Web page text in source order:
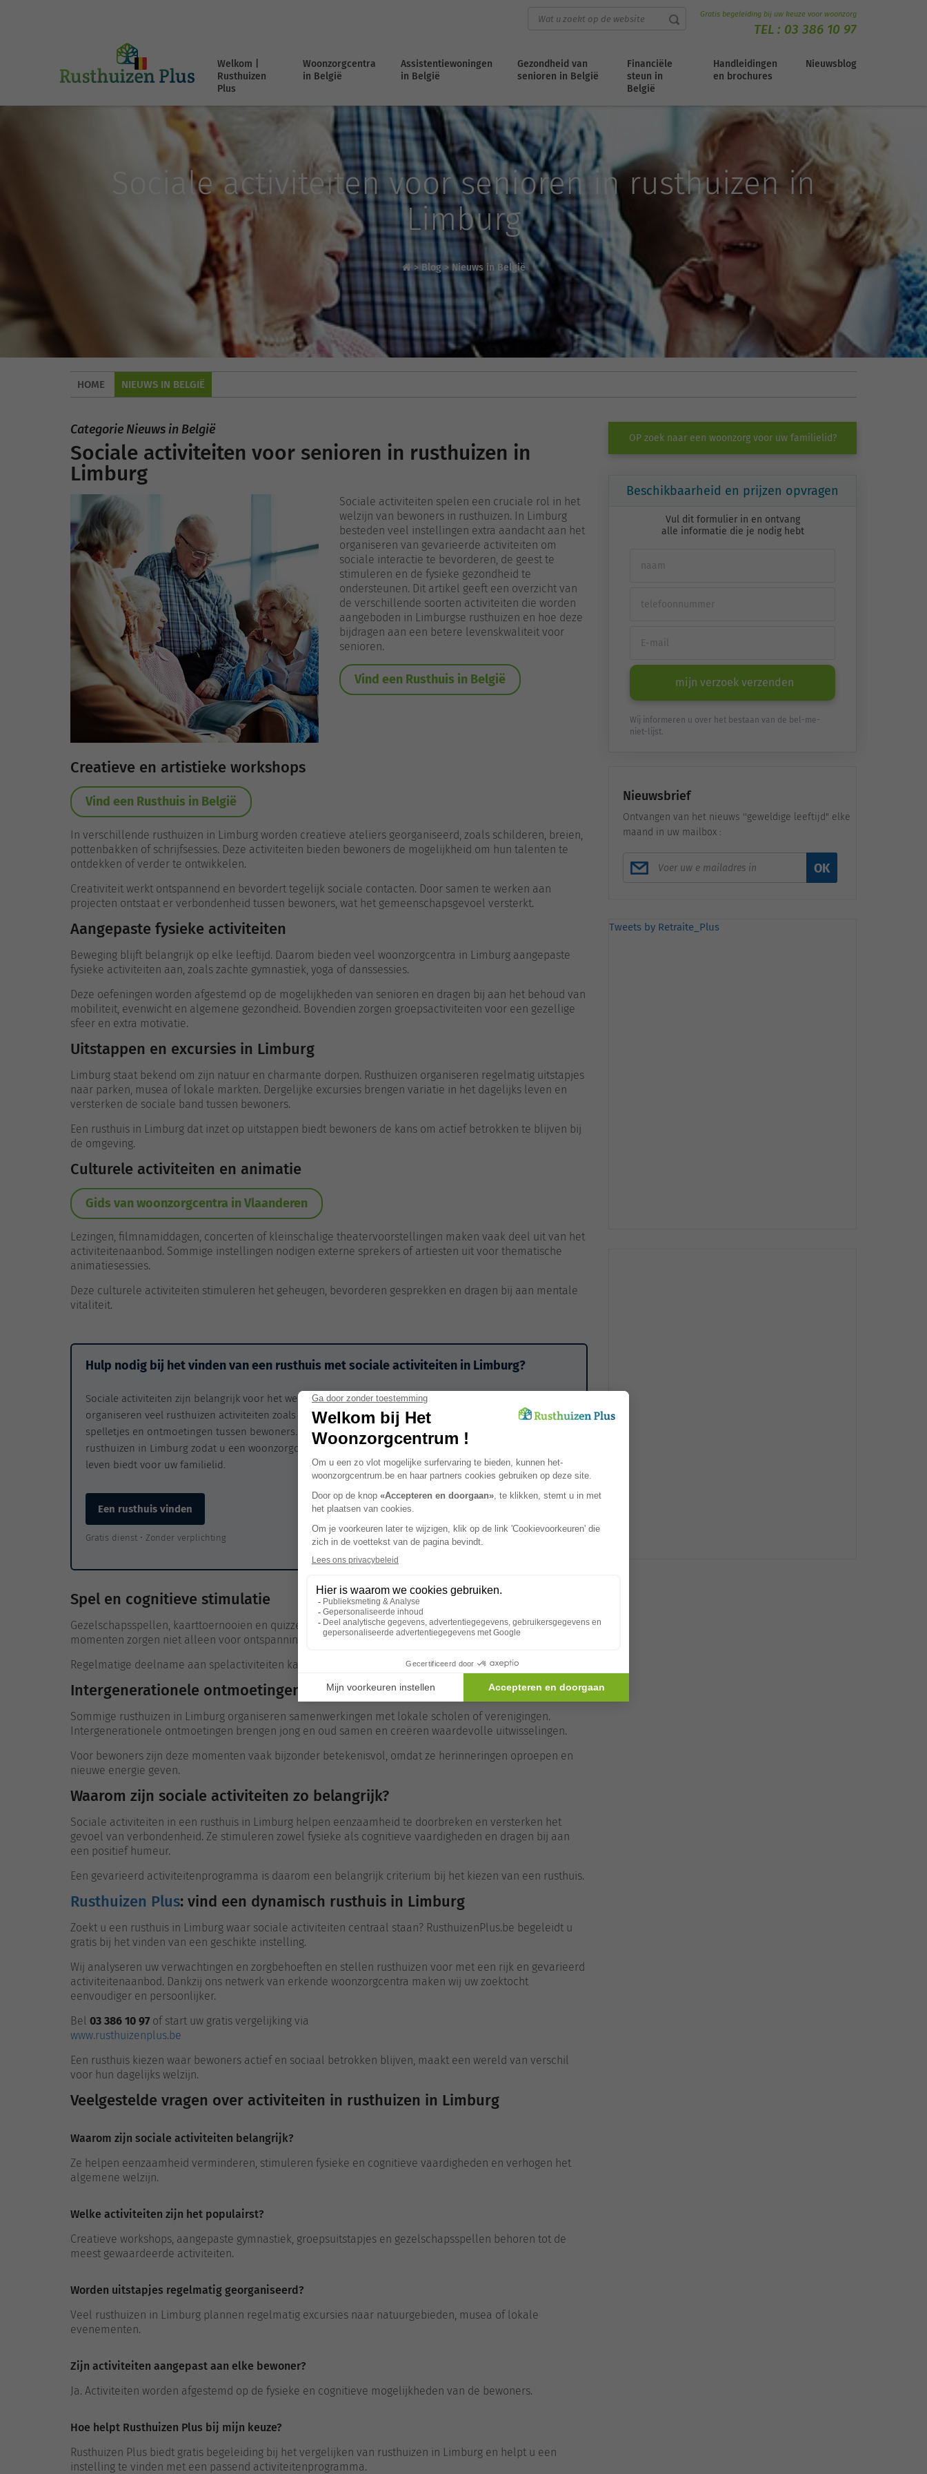
Gratis begeleiding bij uw keuze voor woonzorg
TEL : 03 386 10 97
Welkom |
Rusthuizen
Plus
Woonzorgcentra
in België
Assistentiewoningen
in België
Gezondheid van
senioren in België
Financiële
steun in
België
Handleidingen
en brochures
Nieuwsblog
Sociale activiteiten voor senioren in rusthuizen in
Limburg
> Blog> Nieuws in België
HOME NIEUWS IN BELGIË
Categorie Nieuws in België
Sociale activiteiten voor senioren in rusthuizen in
Limburg
Sociale activiteiten spelen een cruciale rol in het
welzijn van bewoners in rusthuizen. In Limburg
besteden veel instellingen extra aandacht aan het
organiseren van gevarieerde activiteiten om
sociale interactie te bevorderen, de geest te
stimuleren en de fysieke gezondheid te
ondersteunen. Dit artikel geeft een overzicht van
de verschillende soorten activiteiten die worden
aangeboden in Limburgse rusthuizen en hoe deze
bijdragen aan een betere levenskwaliteit voor
senioren.
Vind een Rusthuis in België
Creatieve en artistieke workshops
Vind een Rusthuis in België
In verschillende rusthuizen in Limburg worden creatieve ateliers georganiseerd, zoals schilderen, breien,
pottenbakken of schrijfsessies. Deze activiteiten bieden bewoners de mogelijkheid om hun talenten te
ontdekken of verder te ontwikkelen.
Creativiteit werkt ontspannend en bevordert tegelijk sociale contacten. Door samen te werken aan
projecten ontstaat er verbondenheid tussen bewoners, wat het gemeenschapsgevoel versterkt.
Aangepaste fysieke activiteiten
Beweging blijft belangrijk op elke leeftijd. Daarom bieden veel woonzorgcentra in Limburg aangepaste
fysieke activiteiten aan, zoals zachte gymnastiek, yoga of danssessies.
Deze oefeningen worden afgestemd op de mogelijkheden van senioren en dragen bij aan het behoud van
mobiliteit, evenwicht en algemene gezondheid. Bovendien zorgen groepsactiviteiten voor een gezellige
sfeer en extra motivatie.
Uitstappen en excursies in Limburg
Limburg staat bekend om zijn natuur en charmante dorpen. Rusthuizen organiseren regelmatig uitstapjes
naar parken, musea of lokale markten. Dergelijke excursies brengen variatie in het dagelijks leven en
versterken de sociale band tussen bewoners.
Een rusthuis in Limburg dat inzet op uitstappen biedt bewoners de kans om actief betrokken te blijven bij
de omgeving.
Culturele activiteiten en animatie
Gids van woonzorgcentra in Vlaanderen
Lezingen, filmnamiddagen, concerten of kleinschalige theatervoorstellingen maken vaak deel uit van het
activiteitenaanbod. Sommige instellingen nodigen externe sprekers of artiesten uit voor thematische
animatiesessies.
Deze culturele activiteiten stimuleren het geheugen, bevorderen gesprekken en dragen bij aan mentale
vitaliteit.
Hulp nodig bij het vinden van een rusthuis met sociale activiteiten in Limburg?
Sociale activiteiten zijn belangrijk voor het welzijn van senioren in een woonzorgcentrum. In Limburg
organiseren veel rusthuizen activiteiten zoals creatieve workshops, zachte gymnastiek, uitstappen,
spelletjes en ontmoetingen tussen bewoners. Rusthuizen Plus helpt u gratis bij het vergelijken van
rusthuizen in Limburg zodat u een woonzorgcentrum kunt vinden dat een actief en aangenaam sociaal
leven biedt voor uw familielid.
Een rusthuis vinden
Gratis dienst • Zonder verplichting
Spel en cognitieve stimulatie
Gezelschapsspellen, kaarttoernooien en quizzen blijven bijzonder populair in rusthuizen. Deze speelse
momenten zorgen niet alleen voor ontspanning, maar ook voor cognitieve stimulatie.
Regelmatige deelname aan spelactiviteiten kan bijdragen aan het behoud van concentratie en geheugen.
Intergenerationele ontmoetingen
Sommige rusthuizen in Limburg organiseren samenwerkingen met lokale scholen of verenigingen.
Intergenerationele ontmoetingen brengen jong en oud samen en creëren waardevolle uitwisselingen.
Voor bewoners zijn deze momenten vaak bijzonder betekenisvol, omdat ze herinneringen oproepen en
nieuwe energie geven.
Waarom zijn sociale activiteiten zo belangrijk?
Sociale activiteiten in een rusthuis in Limburg helpen eenzaamheid te doorbreken en versterken het
gevoel van verbondenheid. Ze stimuleren zowel fysieke als cognitieve vaardigheden en dragen bij aan
een positief humeur.
Een gevarieerd activiteitenprogramma is daarom een belangrijk criterium bij het kiezen van een rusthuis.
Rusthuizen Plus: vind een dynamisch rusthuis in Limburg
Zoekt u een rusthuis in Limburg waar sociale activiteiten centraal staan? RusthuizenPlus.be begeleidt u
gratis bij het vinden van een geschikte instelling.
Wij analyseren uw verwachtingen en zorgbehoeften en stellen rusthuizen voor met een rijk en gevarieerd
activiteitenaanbod. Dankzij ons netwerk van erkende woonzorgcentra maken wij uw zoektocht
eenvoudiger en persoonlijker.
Bel 03 386 10 97 of start uw gratis vergelijking via
www.rusthuizenplus.be
Een rusthuis kiezen waar bewoners actief en sociaal betrokken blijven, maakt een wereld van verschil
voor hun dagelijks welzijn.
Veelgestelde vragen over activiteiten in rusthuizen in Limburg
Waarom zijn sociale activiteiten belangrijk?
Ze helpen eenzaamheid verminderen, stimuleren fysieke en cognitieve vaardigheden en verhogen het
algemene welzijn.
Welke activiteiten zijn het populairst?
Creatieve workshops, aangepaste gymnastiek, groepsuitstapjes en gezelschapsspellen behoren tot de
meest gewaardeerde activiteiten.
Worden uitstapjes regelmatig georganiseerd?
Veel rusthuizen in Limburg plannen regelmatig excursies naar natuurgebieden, musea of lokale
evenementen.
Zijn activiteiten aangepast aan elke bewoner?
Ja. Activiteiten worden afgestemd op de fysieke en cognitieve mogelijkheden van de bewoners.
Hoe helpt Rusthuizen Plus bij mijn keuze?
Rusthuizen Plus biedt gratis begeleiding bij het vergelijken van rusthuizen in Limburg en helpt u een
instelling te vinden met een passend activiteitenprogramma.
OP zoek naar een woonzorg voor uw familielid?
Beschikbaarheid en prijzen opvragen
Vul dit formulier in en ontvang
alle informatie die je nodig hebt
mijn verzoek verzenden
Wij informeren u over het bestaan van de bel-me-
niet-lijst.
Nieuwsbrief
Ontvangen van het nieuws ''geweldige leeftijd" elke
maand in uw mailbox :
OK
Tweets by Retraite_Plus